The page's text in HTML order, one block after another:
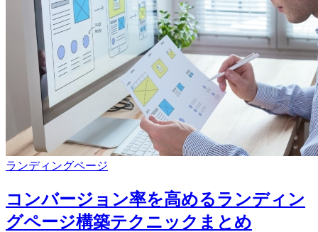
ランディングページ
コンバージョン率を高めるランディン
グページ構築テクニックまとめ